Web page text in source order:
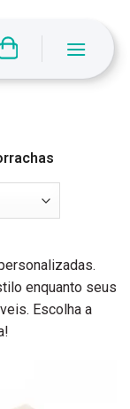
enquanto seus
Escolha a